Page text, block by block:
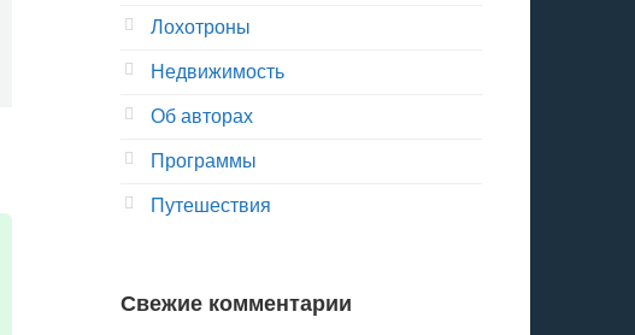
Лохотроны
Недвижимость
Об авторах
Программы
Путешествия
Свежие комментарии